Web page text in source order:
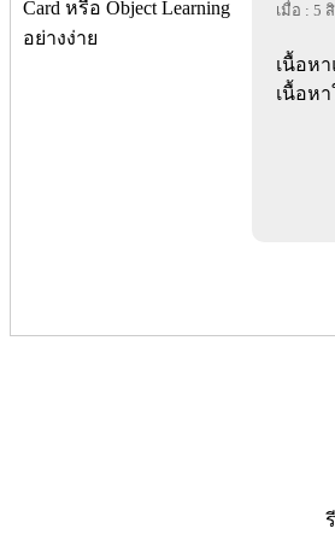
เมื่อ : 5
เนื้อห
เนื้อห